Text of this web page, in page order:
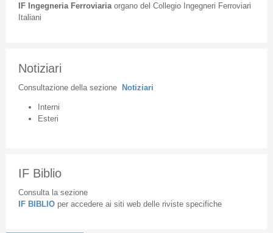
IF Ingegneria Ferroviaria organodel Collegio Ingegneri Ferroviari
Italiani
Notiziari
Consultazione della sezione Notiziari
Interni
Esteri
IF Biblio
Consulta la sezione
IF BIBLIO per accedere ai siti web delle riviste specifiche